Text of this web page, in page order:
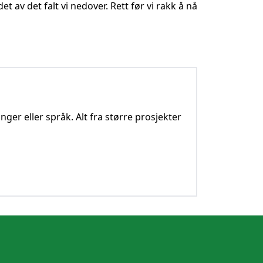
av det falt vi nedover. Rett før vi rakk å nå
eller språk. Alt fra større prosjekter